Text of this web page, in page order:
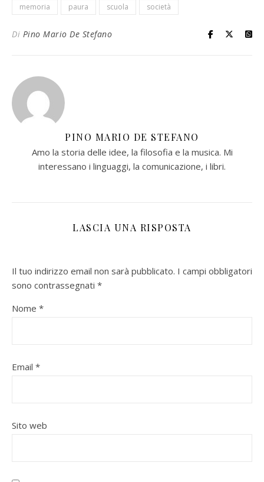
memoria
paura scuola società
Di Pino Mario De Stefano
PINO MARIO DE STEFANO
Amo la storia delle idee, la filosofia e la musica. Mi
interessano i linguaggi, la comunicazione, i libri.
LASCIA UNA RISPOSTA
Il tuo indirizzo email non sarà pubblicato. I campi obbligatori
sono contrassegnati *
Nome *
Email *
Sito web